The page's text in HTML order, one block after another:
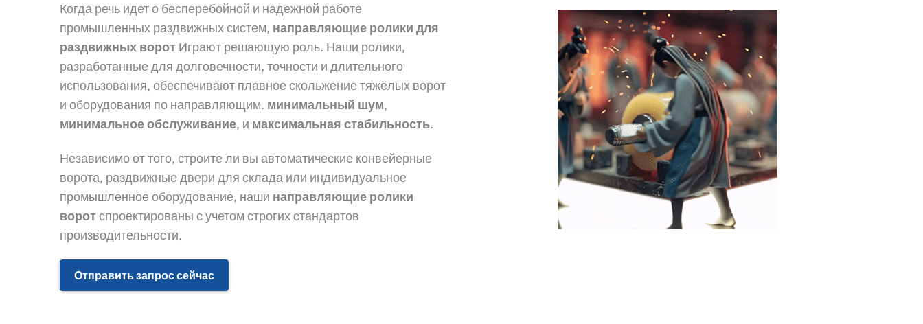
Когда речь идет о бесперебойной и надежной работе
промышленных раздвижных систем, направляющие ролики для
раздвижных ворот Играют решающую роль. Наши ролики,
разработанные для долговечности, точности и длительного
использования, обеспечивают плавное скольжение тяжёлых ворот
и оборудования по направляющим. минимальный шум,
минимальное обслуживание, и максимальная стабильность.
Независимо от того, строите ли вы автоматические конвейерные
ворота, раздвижные двери для склада или индивидуальное
промышленное оборудование, наши направляющие ролики
воротспроектированы с учетом строгих стандартов
производительности.
Отправить запрос сейчас